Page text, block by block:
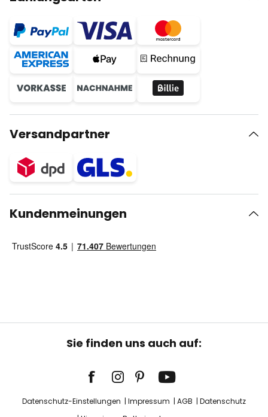
Versandpartner
Kundenmeinungen
Sie finden uns auch auf:
Datenschutz-Einstellungen Impressum AGB
Datenschutz